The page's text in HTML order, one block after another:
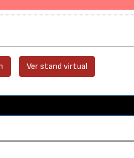
Ver stand virtual